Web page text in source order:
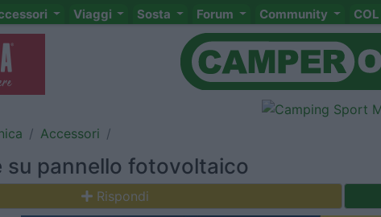
Viaggi Sosta Forum Community COL
Accessori
su pannello fotovoltaico
Rispondi